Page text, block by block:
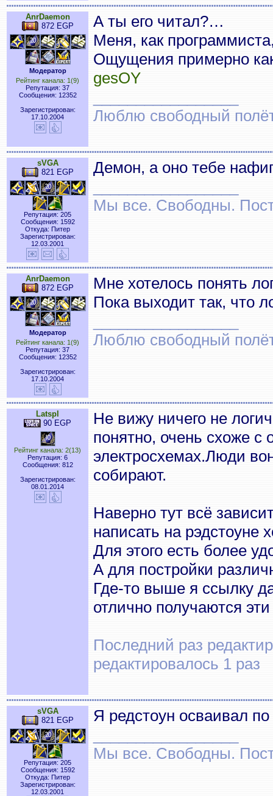
AnrDaemon
872 EGP
Модератор
Рейтинг канала: 1(9)
Репутация: 37
Сообщения: 12352
Зарегистрирован:
17.10.2004
А ты его читал?…
Меня, как
Ощущения примерно
gesOY
Люблю свободный
sVGA
821 EGP
Репутация: 205
Сообщения: 1592
Откуда: Питер
Зарегистрирован:
12.03.2001
Демон, а оно тебе
Мы все. Свободны.
AnrDaemon
872 EGP
Модератор
Рейтинг канала: 1(9)
Репутация: 37
Сообщения: 12352
Зарегистрирован:
17.10.2004
Мне хотелось понять
Пока выходит так, что
Люблю свободный
Latspl
90 EGP
Рейтинг канала: 2(13)
Репутация: 6
Сообщения: 812
Зарегистрирован:
08.01.2014
Не вижу ничего не
понятно, очень схоже
электросхемах.Люди
собирают.
Наверно тут всё
написать на рэдстоуне
Для этого есть более
А для постройки
Где-то выше я ссылку
отлично получаются
Последний раз
редактировалось 1 раз
sVGA
821 EGP
Репутация: 205
Сообщения: 1592
Откуда: Питер
Зарегистрирован:
12.03.2001
Я редстоун осваивал по
Мы все. Свободны.